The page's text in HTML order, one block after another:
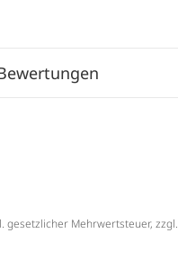
gesetzlicher Mehrwertsteuer, zzgl.